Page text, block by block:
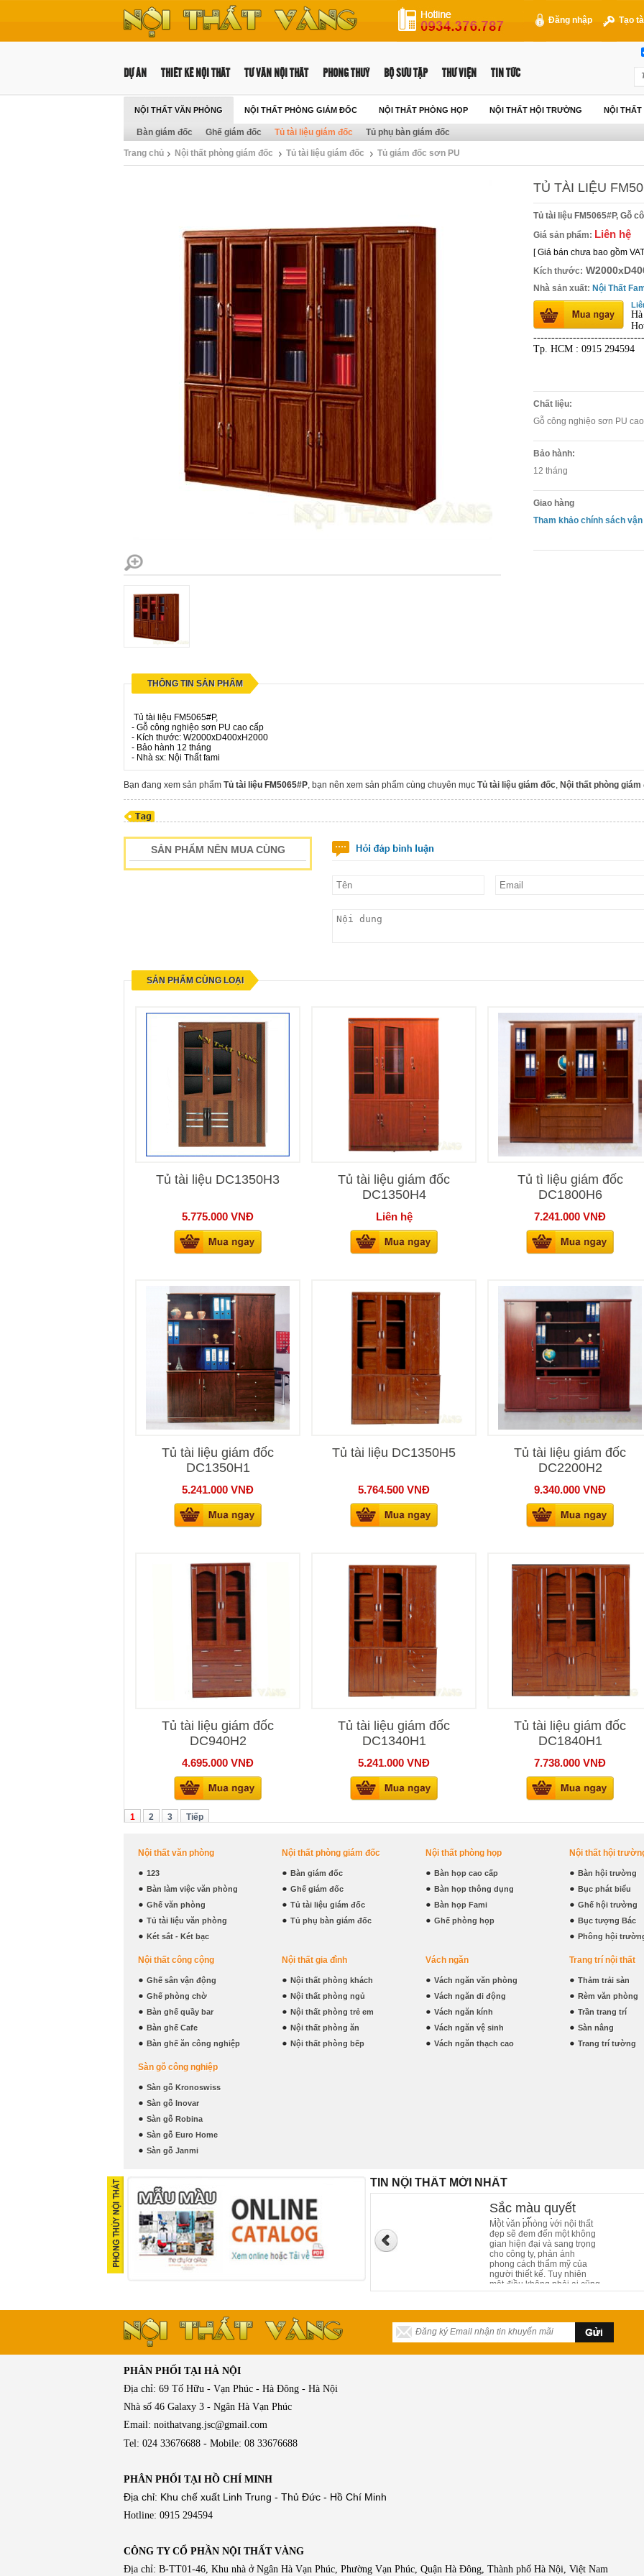
Đăng nhập Tạo
DỰ ÁN THIẾT KẾ NỘI THẤT TƯ VẤN NỘI THẤT PHONG THUỶ BỘ SƯU TẬP THƯ VIỆN TIN TỨC
NỘI THẤT VĂN PHÒNG NỘI THẤT PHÒNG GIÁM ĐỐC NỘI THẤT PHÒNG HỌP NỘI THẤT HỘI TRƯỜNG NỘI THẤT
Bàn giám đốc Ghế giám đốc Tủ tài liệu giám đốc Tủ phụ bàn giám đốc
Trang chủ Nội thất phòng giám đốc Tủ tài liệu giám đốc Tủ giám đốc sơn PU
TỦ TÀI LIỆU
Tủ tài liệu FM5065#P, Gỗ
Giá sản phẩm: Liên hệ
[ Giá bán chưa bao gồm
Kích thước:
Nhà sản xuất: Nội Thất
Tp. HCM : 0915 294594
Chất liệu:
Gỗ công nghiệo sơn PU
Bảo hành:
12 tháng
Giao hàng
Tham khảo chính sách
THÔNG TIN SẢN PHẨM
Tủ tài liệu FM5065#P,
- Gỗ công nghiệo sơn PU cao cấp
- Kích thước: W2000xD400xH2000
- Bảo hành 12 tháng
- Nhà sx: Nội Thất fami
Bạn đang xem sản phẩm Tủ tài liệu FM5065#P, bạn nên xem sản phẩm cùng chuyên mục Tủ tài liệu giám đốc, Nội thất phòng giám
SẢN PHẨM NÊN MUA CÙNG
SẢN PHẨM CÙNG LOẠI
Tủ tài liệu DC1350H3
5.775.000 VNĐ
Tủ tài liệu giám đốc
DC1350H4
Liên hệ
Tủ tì liệu giám đốc
DC1800H6
7.241.000 VNĐ
Tủ tài liệu giám đốc
DC1350H1
5.241.000 VNĐ
Tủ tài liệu DC1350H5
5.764.500 VNĐ
Tủ tài liệu giám đốc
DC2200H2
9.340.000 VNĐ
Tủ tài liệu giám đốc
DC940H2
4.695.000 VNĐ
Tủ tài liệu giám đốc
DC1340H1
5.241.000 VNĐ
Tủ tài liệu giám đốc
DC1840H1
7.738.000 VNĐ
1 2 3 Tiếp
Nội thất văn phòng
123
Bàn làm việc văn phòng
Ghế văn phòng
Tủ tài liệu văn phòng
Két sắt - Két bạc
Nội thất phòng giám đốc
Bàn giám đốc
Ghế giám đốc
Tủ tài liệu giám đốc
Tủ phụ bàn giám đốc
Nội thất phòng họp
Bàn họp cao cấp
Bàn họp thông dụng
Bàn họp Fami
Ghế phòng họp
Nội thất hội
Bàn hội trường
Bục phát biểu
Ghế hội trường
Bục tượng Bác
Phông hội
Nội thất công cộng
Ghế sân vận động
Ghế phòng chờ
Bàn ghế quầy bar
Bàn ghế Cafe
Bàn ghế ăn công nghiệp
Nội thất gia đình
Nội thất phòng khách
Nội thất phòng ngủ
Nội thất phòng trẻ em
Nội thất phòng ăn
Nội thất phòng bếp
Vách ngăn
Vách ngăn văn phòng
Vách ngăn di động
Vách ngăn kính
Vách ngăn vệ sinh
Vách ngăn thạch cao
Trang trí nội thất
Thảm trải sàn
Rèm văn phòng
Trần trang trí
Sàn nâng
Trang trí tường
Sàn gỗ công nghiệp
Sàn gỗ Kronoswiss
Sàn gỗ Inovar
Sàn gỗ Robina
Sàn gỗ Euro Home
Sàn gỗ Janmi
TIN NỘI THẤT MỚI NHẤT
Sắc màu quyết
định đến phong
cách nội thất của
văn phòng làm việc
Một văn phòng với nội thất
đẹp sẽ đem đến một không
gian hiện đại và sang trọng
cho công ty, phản ánh
phong cách thẩm mỹ của
người thiết kế. Tuy nhiên
một điều không phải ai cũng
biết, sắc màu của nội thất
trúc, giúp tạo ấn tượng
mạnh đối với khách hàng
khi đến với mỗi công ty.
PHÂN PHỐI TẠI HÀ NỘI
Địa chỉ: 69 Tố Hữu - Vạn Phúc - Hà Đông - Hà Nội
Nhà số 46 Galaxy 3 - Ngân Hà Vạn Phúc
Email: noithatvang.jsc@gmail.com
Tel: 024 33676688 - Mobile: 08 33676688
PHÂN PHỐI TẠI HỒ CHÍ MINH
Địa chỉ: Khu chế xuất Linh Trung - Thủ Đức - Hồ Chí Minh
Hotline: 0915 294594
CÔNG TY CỔ PHẦN NỘI THẤT VÀNG
Địa chỉ: B-TT01-46, Khu nhà ở Ngân Hà Vạn Phúc, Phường Vạn Phúc, Quận Hà Đông, Thành phố Hà Nội, Việt Nam